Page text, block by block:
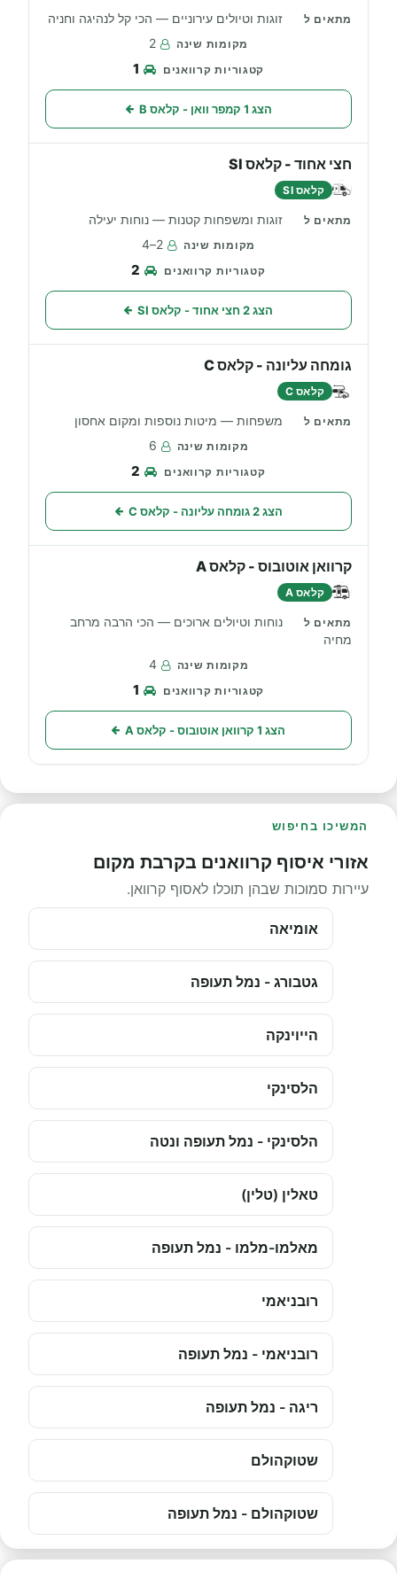
זוגות וטיולים עירוניים — הכי קל לנהיגה וחניה
2
1
הצג 1 קמפר וואן - קלאס B
חצי אחוד - קלאס SI
קלאס SI
זוגות ומשפחות קטנות — נוחות יעילה
2–4
2
הצג 2 חצי אחוד - קלאס SI
גומחה עליונה - קלאס C
קלאס C
משפחות — מיטות נוספות ומקום אחסון
6
2
הצג 2 גומחה עליונה - קלאס C
קרוואן אוטובוס - קלאס A
קלאס A
נוחות וטיולים ארוכים — הכי הרבה מרחב
מחיה
4
1
הצג 1 קרוואן אוטובוס - קלאס A
המשיכו בחיפוש
אזורי איסוף קרוואנים בקרבת מקום
עיירות סמוכות שבהן תוכלו לאסוף קרוואן.
אומיאה
גטבורג - נמל תעופה
הייוינקה
הלסינקי
הלסינקי - נמל תעופה ונטה
טאלין (טלין)
מאלמו-מלמו - נמל תעופה
רובניאמי
רובניאמי - נמל תעופה
ריגה - נמל תעופה
שטוקהולם
שטוקהולם - נמל תעופה